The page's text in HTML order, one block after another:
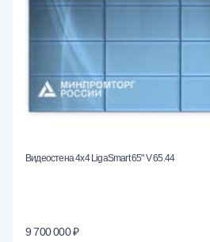
Видеостена 4x4 LigaSmart 65" V 65.44
9 700 000 ₽